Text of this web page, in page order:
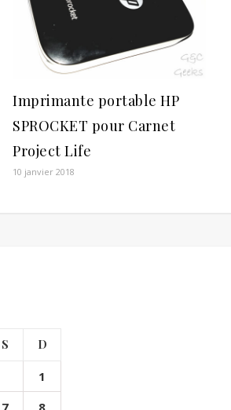
Imprimante portable HP
SPROCKET pour Carnet
Project Life
10 janvier 2018
S D
1
7 8